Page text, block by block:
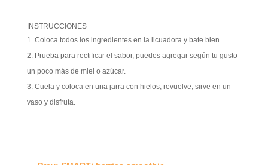
INSTRUCCIONES
Coloca todos los ingredientes en la licuadora y bate bien.
Prueba para rectificar el sabor, puedes agregar según tu gusto
un poco más de miel o azúcar.
Cuela y coloca en una jarra con hielos, revuelve, sirve en un
vaso y disfruta.